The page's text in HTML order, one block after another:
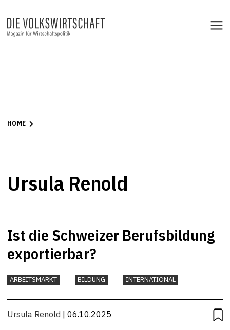
HOME
Ursula Renold
Ist die Schweizer Berufsbildung
exportierbar?
ARBEITSMARKT BILDUNG INTERNATIONAL
Ursula Renold | 06.10.2025